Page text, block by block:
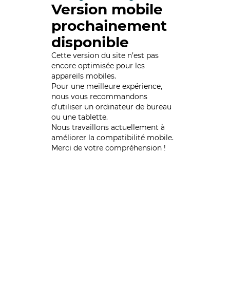
Version mobile
prochainement
disponible
Cette version du site n’est pas
encore optimisée pour les
appareils mobiles.
Pour une meilleure expérience,
nous vous recommandons
d'utiliser un ordinateur de bureau
ou une tablette.
Nous travaillons actuellement à
améliorer la compatibilité mobile.
Merci de votre compréhension !